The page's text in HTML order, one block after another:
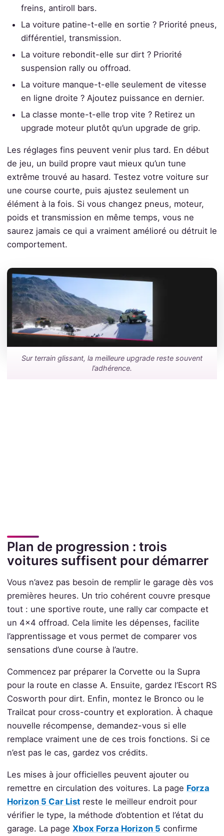
freins, antiroll bars.
La voiture patine-t-elle en sortie ? Priorité pneus,
différentiel, transmission.
La voiture rebondit-elle sur dirt ? Priorité
suspension rally ou offroad.
La voiture manque-t-elle seulement de vitesse
en ligne droite ? Ajoutez puissance en dernier.
La classe monte-t-elle trop vite ? Retirez un
upgrade moteur plutôt qu’un upgrade de grip.
Les réglages fins peuvent venir plus tard. En début
de jeu, un build propre vaut mieux qu’un tune
extrême trouvé au hasard. Testez votre voiture sur
une course courte, puis ajustez seulement un
élément à la fois. Si vous changez pneus, moteur,
poids et transmission en même temps, vous ne
saurez jamais ce qui a vraiment amélioré ou détruit le
comportement.
Sur terrain glissant, la meilleure upgrade reste souvent
l’adhérence.
Plan de progression : trois
voitures suffisent pour démarrer
Vous n’avez pas besoin de remplir le garage dès vos
premières heures. Un trio cohérent couvre presque
tout : une sportive route, une rally car compacte et
un 4x4 offroad. Cela limite les dépenses, facilite
l’apprentissage et vous permet de comparer vos
sensations d’une course à l’autre.
Commencez par préparer la Corvette ou la Supra
pour la route en classe A. Ensuite, gardez l’Escort RS
Cosworth pour dirt. Enfin, montez le Bronco ou le
Trailcat pour cross-country et exploration. À chaque
nouvelle récompense, demandez-vous si elle
remplace vraiment une de ces trois fonctions. Si ce
n’est pas le cas, gardez vos crédits.
Les mises à jour officielles peuvent ajouter ou
remettre en circulation des voitures. La page Forza
Horizon 5 Car Listreste le meilleur endroit pour
vérifier le type, la méthode d’obtention et l’état du
garage. La page Xbox Forza Horizon 5 confirme